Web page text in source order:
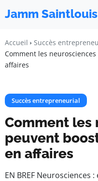
Jamm Saintlouis
Accueil
Succès
Comment les
affaires
Succès entrepreneurial
Comment les
peuvent
en affaires
EN BREF Neurosciences